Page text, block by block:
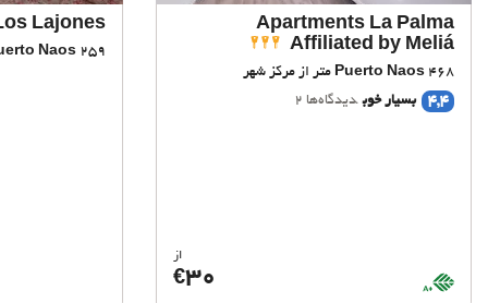
Apartments La Palma
Affiliated by Meliá
Puerto Naos 468 متر از مرکز شهر
4,4 بسیار خوب دیدگاه‌ها 2
BioScore
از
€30
Lajones
Naos 259 متر از مرکز شهر